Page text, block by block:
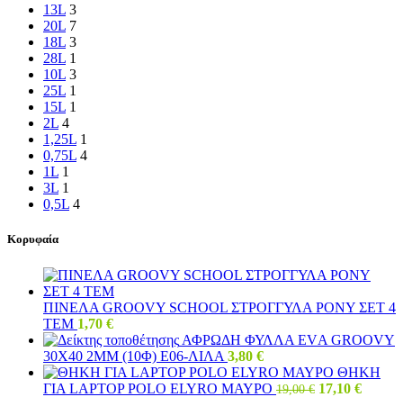
13L 3
20L 7
18L 3
28L 1
10L 3
25L 1
15L 1
2L 4
1,25L 1
0,75L 4
1L 1
3L 1
0,5L 4
Κορυφαία
ΠΙΝΕΛΑ GRΟΟVΥ SCΗΟΟL ΣΤΡΟΓΓΥΛΑ ΡΟΝΥ ΣΕΤ 4
ΤΕΜ 1,70 €
ΑΦΡΩΔΗ ΦΥΛΛΑ ΕVΑ GRΟΟVΥ
30Χ40 2ΜΜ (10Φ) Ε06-ΛΙΛΑ 3,80 €
ΘΗΚΗ
ΓΙΑ LAPTOP POLO ELYRO ΜΑΥΡΟ 19,00€ Original
17,10 €Η